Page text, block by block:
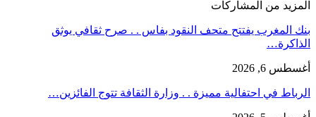
المزيد من المشاركات
بنك المغرب يفتتح متحف النقود بفاس . . صرح ثقافي يوثق
الذاكرة…
أغسطس 6, 2026
الرباط في احتفالية مميزة . . وزارة الثقافة تتوج الفائزين…